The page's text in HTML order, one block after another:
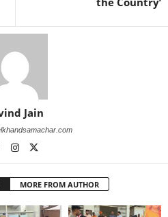
Jain
MORE FROM AUTHOR